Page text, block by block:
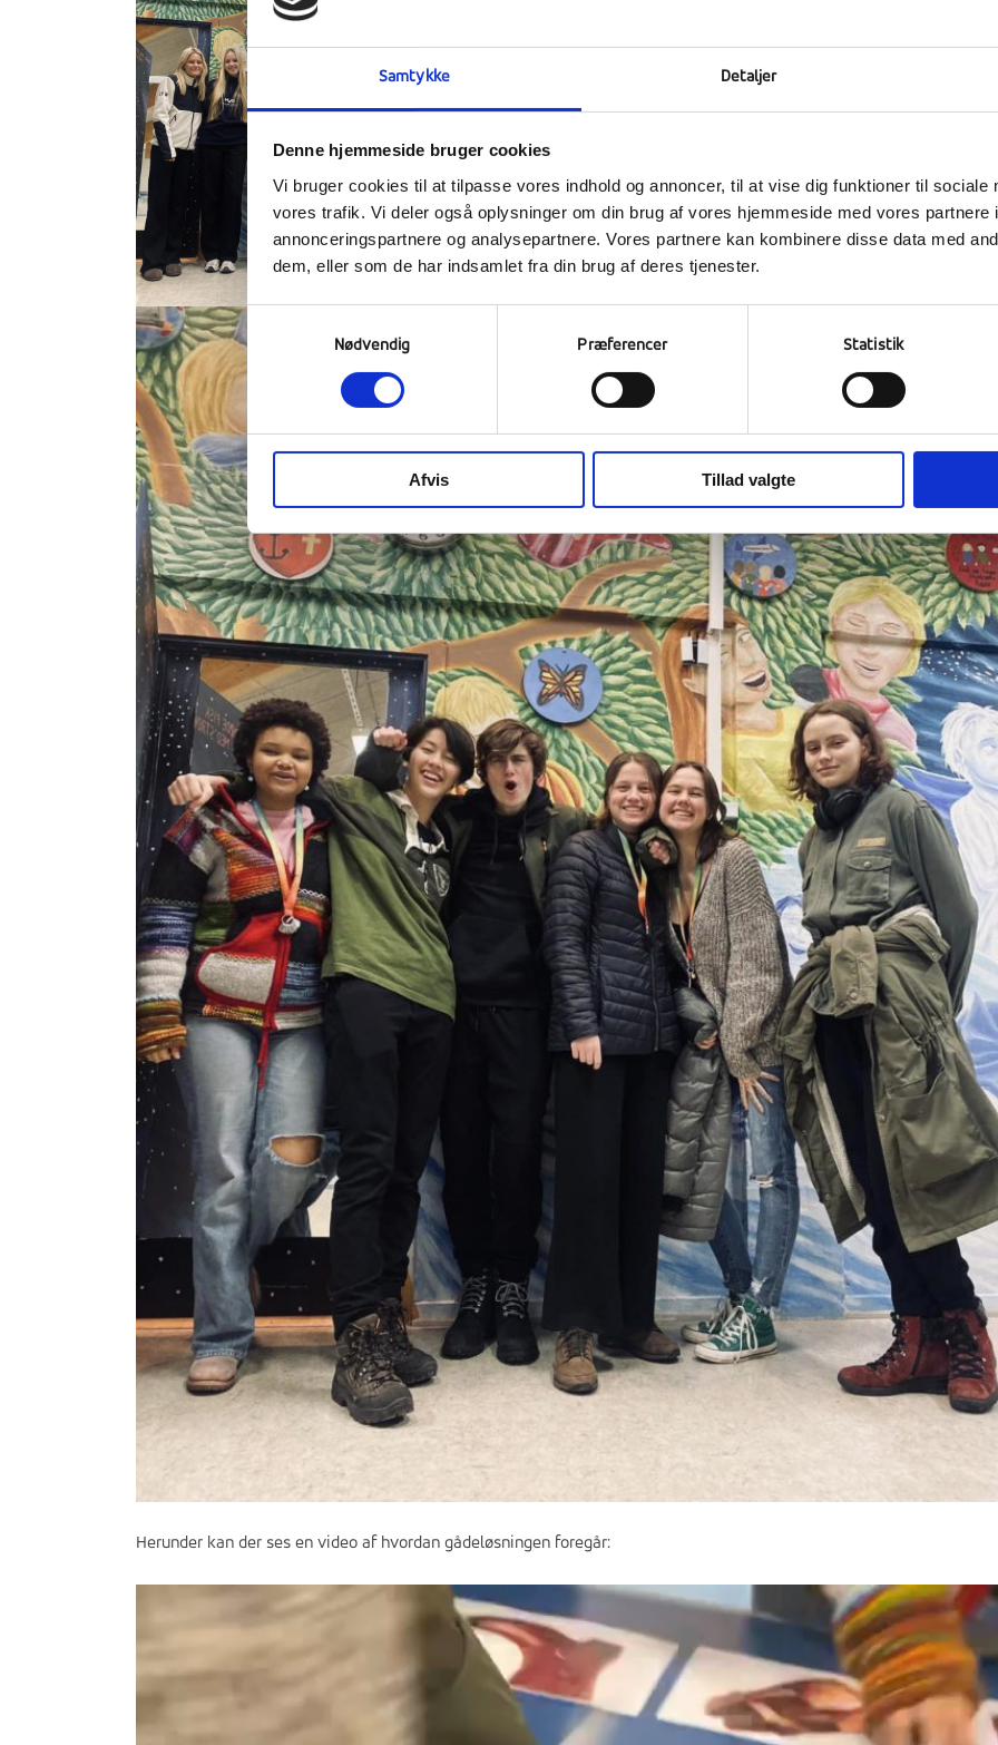
Samtykke Detaljer
Denne hjemmeside bruger cookies
Vi bruger cookies til at tilpasse vores indhold og annoncer, til at vise dig funktioner til sociale
vores trafik. Vi deler også oplysninger om din brug af vores hjemmeside med vores partnere
annonceringspartnere og analysepartnere. Vores partnere kan kombinere disse data med
dem, eller som de har indsamlet fra din brug af deres tjenester.
Samtykkevalg
Nødvendig Præferencer Statistik
Afvis Tillad valgte
Herunder kan der ses en video af hvordan gådeløsningen foregår: